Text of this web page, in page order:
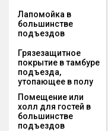
Лапомойка в
большинстве
подъездов
Грязезащитное
покрытие в тамбуре
подъезда,
утопающее в полу
Помещение или
холл для гостей в
большинстве
подъездов